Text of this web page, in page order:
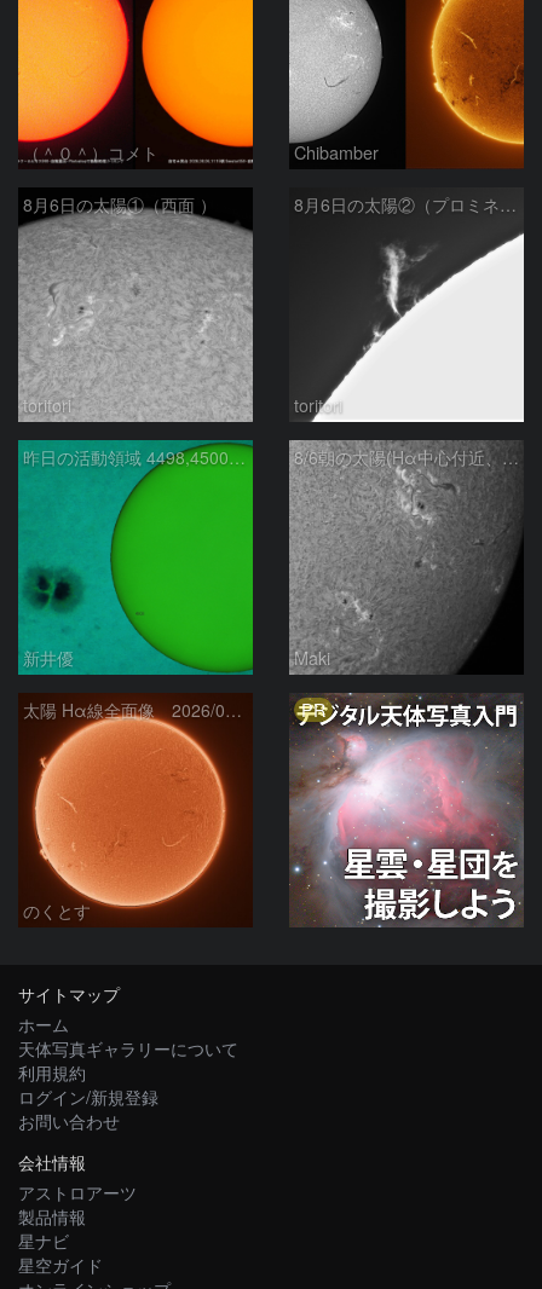
（＾０＾）コメト Chibamber
8月6日の太陽①（西面 ）
toritori
8月6日の太陽②（プロミネン北東縁 ）
toritori
昨日の活動領域 4498,4500：2026/08/05
新井優
8/6朝の太陽(Hα中心付近、4498、4502付近)
Maki
太陽 Hα線全面像 2026/08/06
のくとす
PR
サイトマップ
ホーム
天体写真ギャラリーについて
利用規約
ログイン/新規登録
お問い合わせ
会社情報
アストロアーツ
製品情報
星ナビ
星空ガイド